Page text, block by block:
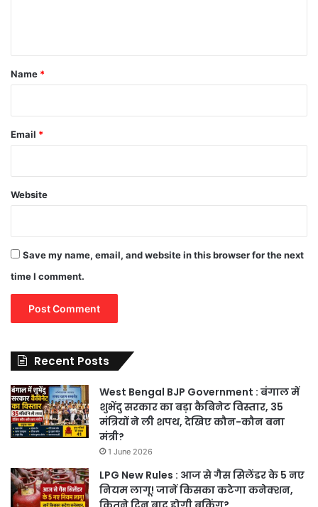
*
Name *
Email *
Website
Save my name, email, and website in this browser for the next
time I comment.
Recent Posts
West Bengal BJP Government : बंगाल में
शुभेंदु सरकार का बड़ा कैबिनेट विस्तार, 35
मंत्रियों ने ली शपथ, देखिए कौन-कौन बना
मंत्री?
1 June 2026
LPG New Rules : आज से गैस सिलेंडर के 5 नए
नियम लागू! जानें किसका कटेगा कनेक्शन,